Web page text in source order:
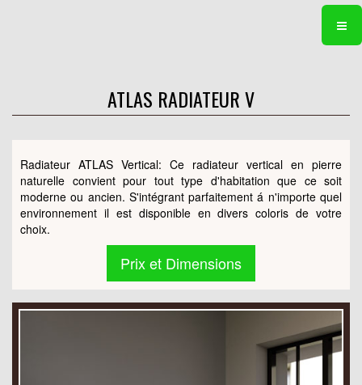
ATLAS RADIATEUR V
Radiateur ATLAS Vertical: Ce radiateur vertical en pierre
naturelle convient pour tout type d'habitation que ce soit
moderne ou ancien. S'intégrant parfaitement á n'importe quel
environnement il est disponible en divers coloris de votre
choix.
Prix et Dimensions